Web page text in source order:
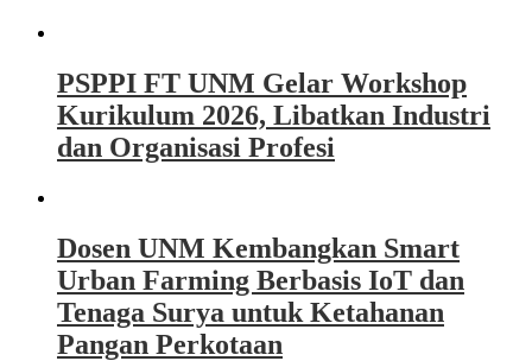
PSPPI FT UNM Gelar Workshop
Kurikulum 2026, Libatkan Industri
dan Organisasi Profesi
Dosen UNM Kembangkan Smart
Urban Farming Berbasis IoT dan
Tenaga Surya untuk Ketahanan
Pangan Perkotaan